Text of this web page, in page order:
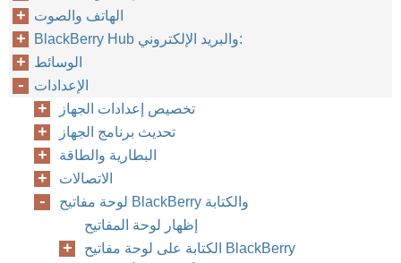
الهاتف والصوت
BlackBerry Hub والبريد الإلكتروني:
الوسائط
الإعدادات
تخصيص إعدادات الجهاز
تحديث برنامج الجهاز
البطارية والطاقة
الاتصالات
لوحة مفاتيح BlackBerry والكتابة
إظهار لوحة المفاتيح
الكتابة على لوحة مفاتيح BlackBerry